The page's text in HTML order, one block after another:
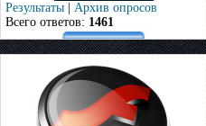
Результаты | Архив опросов
Всего ответов: 1461